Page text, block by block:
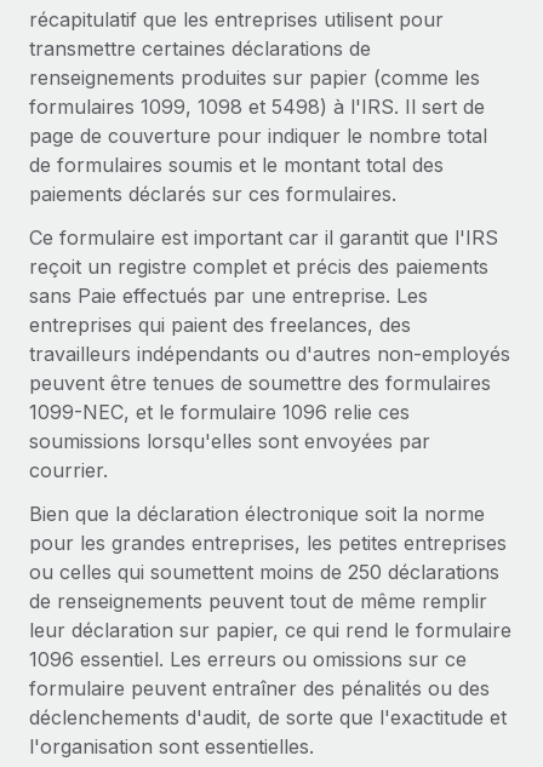
Gestion des freelances
Intégrez et gérez vos freelances partout dans le monde
PEO
Sous-traitez les opérations complexes liées à l’emploi
INFRASTRUCTURE
Intégration Remote
Intégrez vos RH aux flux de travail en toute simplicité
Plateforme
Des fonctions RH clés intégrées pour votre équipe
Connecter
Nouveau
Connectez n'importe quel outil d’IA à Remote grâce à
notre MCP
Intégrations
Rationalisez vos processus avec des outils essentiels
SERVICES
Demandez aux experts
Recevez des conseils d’experts sur les RH à
l’international et la conformité
Comparer Remote
Examinez notre service par rapport aux autres
CROISSANCE
Start-ups
Des solutions agiles et internationales pour les RH et la
Entreprises intermédiaires
Développez vos équipes avec des solutions RH sur
mesure
Entreprise
Les RH à l’international pour les grandes entreprises
Partenaires stratégiques de la tech
Intégrez les RH à l’international de manière flexible
Devenir partenaire
Explorez avec nous vos opportunités de partenariat
Remote Build
Bientôt disponible
Conseil en intégrations et automatisations assistées par
l’IA
pays
Calculateur de paiement des freelances
Découvrez les devises disponibles et les vitesses de
paiement pour vos freelances internationaux
Recherche et guides
Études de cas
Glossaire RH
Checklists et modèles
Descriptions de postes
Événements
Salle de presse
Données sur les salaires et les talents
Centre de ressources
Obtenir de l’aide
Nederlands
Français
Deutsch
Italiano
Português (Portugal)
日本語
한국어
中文（简体）
Connexion
récapitulatif que les entreprises utilisent pour
transmettre certaines déclarations de
renseignements produites sur papier (comme les
formulaires 1099, 1098 et 5498) à l'IRS. Il sert de
page de couverture pour indiquer le nombre total
de formulaires soumis et le montant total des
paiements déclarés sur ces formulaires.
Ce formulaire est important car il garantit que l'IRS
reçoit un registre complet et précis des paiements
sans Paie effectués par une entreprise. Les
entreprises qui paient des freelances, des
travailleurs indépendants ou d'autres non-employés
peuvent être tenues de soumettre des formulaires
1099-NEC, et le formulaire 1096 relie ces
soumissions lorsqu'elles sont envoyées par
courrier.
Bien que la déclaration électronique soit la norme
pour les grandes entreprises, les petites entreprises
ou celles qui soumettent moins de 250 déclarations
de renseignements peuvent tout de même remplir
leur déclaration sur papier, ce qui rend le formulaire
1096 essentiel. Les erreurs ou omissions sur ce
formulaire peuvent entraîner des pénalités ou des
déclenchements d'audit, de sorte que l'exactitude et
l'organisation sont essentielles.